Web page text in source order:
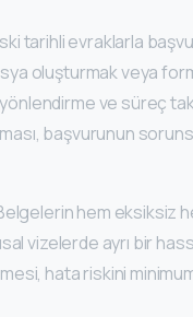
tarihli evraklarla
oluşturmak veya
ve süreç
başvurunun
hem eksiksiz
vizelerde ayrı bir
hata riskini